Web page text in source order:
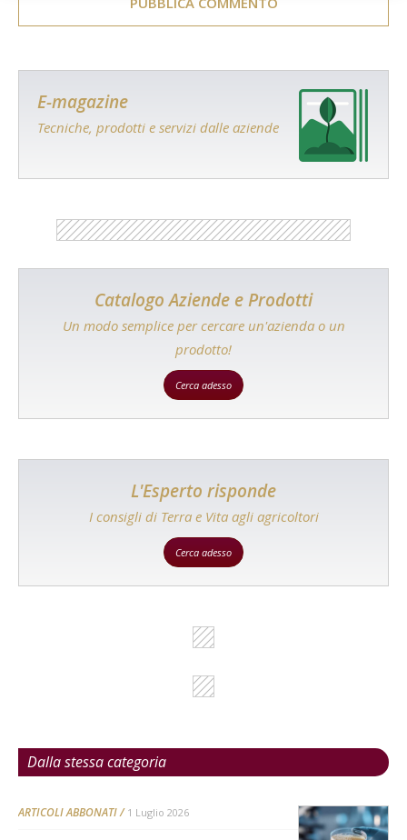
E-magazine
Tecniche, prodotti e servizi dalle aziende
Catalogo Aziende e Prodotti
Un modo semplice per cercare un'azienda o un
prodotto!
Cerca adesso
L'Esperto risponde
I consigli di Terra e Vita agli agricoltori
Cerca adesso
Dalla stessa categoria
ARTICOLI ABBONATI 1 Luglio 2026